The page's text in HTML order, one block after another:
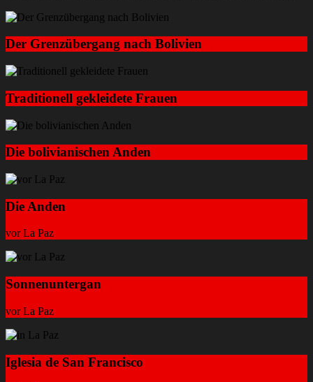
Der Grenzübergang nach Bolivien
Traditionell gekleidete Frauen
Die bolivianischen Anden
Die Anden
vor La Paz
Sonnenuntergan
vor La Paz
Iglesia de San Francisco